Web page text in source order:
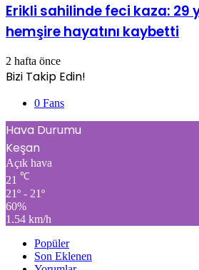
Erikli sahilinde feci kaza: 29
hemşire hayatını kaybetti
2 hafta önce
Bizi Takip Edin!
0 Fans
Hava Durumu
Keşan
Açık hava
21 ℃
21º - 21º
60%
1.54 km/h
Popüler
Son Eklenen